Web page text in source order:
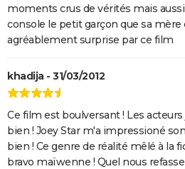
moments crus de vérités mais
console le petit garçon que sa
agréablement surprise par ce film
khadija - 31/03/2012
Ce film est boulversant ! Les
bien ! Joey Star m'a impressioné
bien ! Ce genre de réalité mêlé à la
bravo maïwenne ! Quel nous